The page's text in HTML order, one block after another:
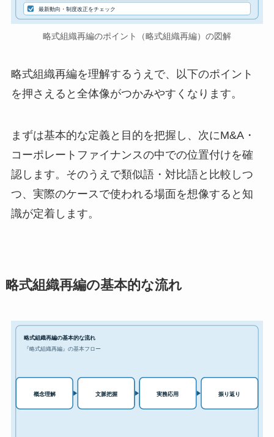
最新動向・制度改正をチェック
略式組織再編のポイント（略式組織再編）の図解
略式組織再編を理解するうえで、以下のポイント
を押さえると全体像がつかみやすくなります。
まずは基本的な定義と目的を把握し、次にM&A・
コーポレートファイナンスの中での位置付けを確
認します。そのうえで類似語・対比語と比較しつ
つ、実際のケースで使われる場面を想像すると知
識が定着します。
略式組織再編の基本的な流れ
略式組織再編の基本的な流れ
『略式組織再編』の基本フロー
概念理解 文脈把握 実務応用 振り返り